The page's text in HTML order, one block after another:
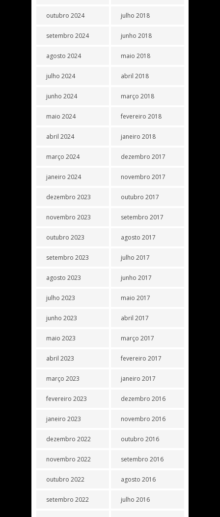
outubro 2024
setembro 2024
agosto 2024
julho 2024
junho 2024
maio 2024
abril 2024
março 2024
janeiro 2024
dezembro 2023
novembro 2023
outubro 2023
setembro 2023
agosto 2023
julho 2023
junho 2023
maio 2023
abril 2023
março 2023
fevereiro 2023
janeiro 2023
dezembro 2022
novembro 2022
outubro 2022
setembro 2022
julho 2018
junho 2018
maio 2018
abril 2018
março 2018
fevereiro 2018
janeiro 2018
dezembro 2017
novembro 2017
outubro 2017
setembro 2017
agosto 2017
julho 2017
junho 2017
maio 2017
abril 2017
março 2017
fevereiro 2017
janeiro 2017
dezembro 2016
novembro 2016
outubro 2016
setembro 2016
agosto 2016
julho 2016